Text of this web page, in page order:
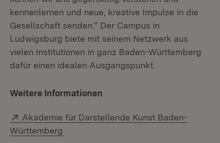
kennenlernen und neue, kreative Impulse in die
Gesellschaft senden.“ Der Campus in
Ludwigsburg biete mit seinem Netzwerk aus
vielen Institutionen in ganz Baden-Württemberg
dafür einen idealen Ausgangspunkt.
Weitere Informationen
Extern:
Akademie für Darstellende Kunst Baden-
Württemberg